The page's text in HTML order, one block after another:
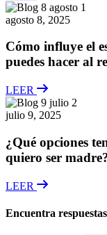
agosto 8, 2025
Cómo influye el
puedes hacer al
LEER
julio 9, 2025
¿Qué opciones
quiero ser
LEER
Encuentra respuestas